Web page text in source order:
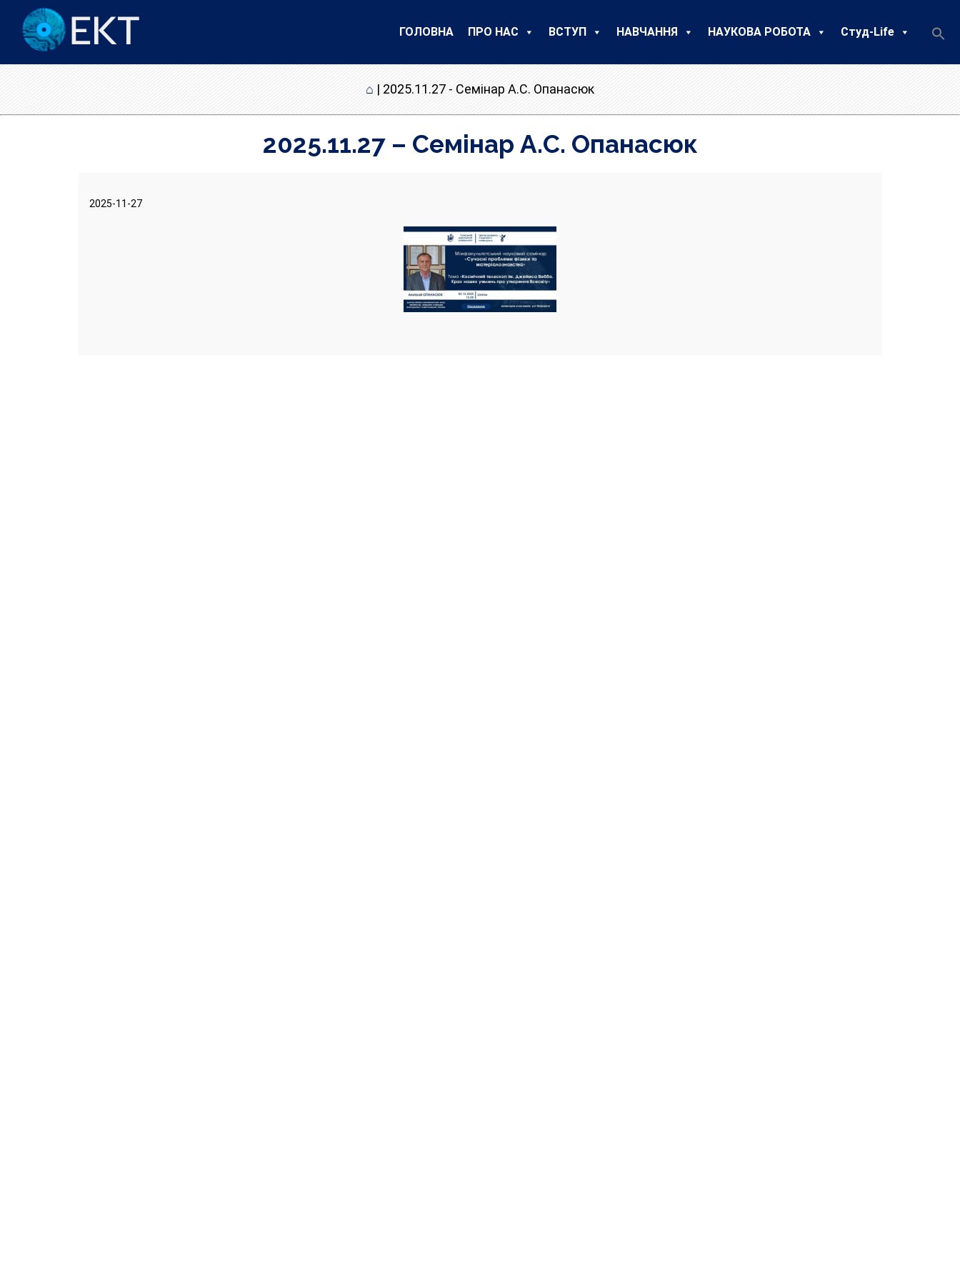
ГОЛОВНА ПРО НАС ВСТУП НАВЧАННЯ НАУКОВА РОБОТА Студ-Life
⌂ | 2025.11.27 - Семінар А.С. Опанасюк
2025.11.27 – Семінар А.С. Опанасюк
2025-11-27